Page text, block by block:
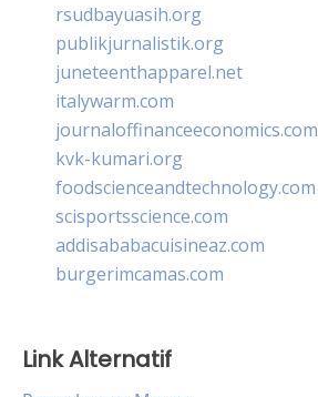
rsudbayuasih.org
publikjurnalistik.org
juneteenthapparel.net
italywarm.com
journaloffinanceeconomics.com
kvk-kumari.org
foodscienceandtechnology.com
scisportsscience.com
addisababacuisineaz.com
burgerimcamas.com
Link Alternatif